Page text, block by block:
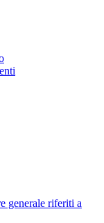
generale riferiti a